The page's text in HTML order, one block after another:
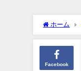
ホーム
Facebook